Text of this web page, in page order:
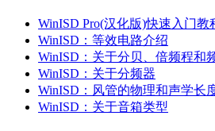
WinISD Pro(汉化版)快速入门教
WinISD：等效电路介绍
WinISD：关于分贝、倍频程和
WinISD：关于分频器
WinISD：风管的物理和声学长
WinISD：关于音箱类型